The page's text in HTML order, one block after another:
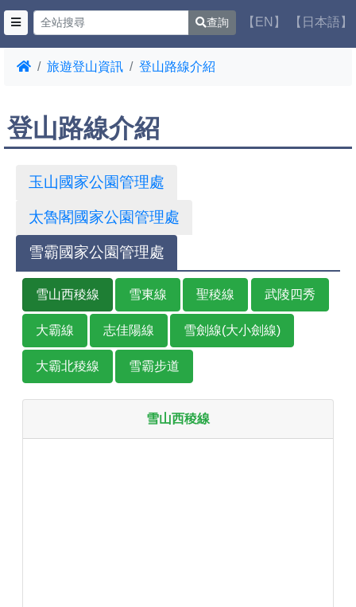
查詢 【EN】 【日本語】
旅遊登山資訊 登山路線介紹
登山路線介紹
玉山國家公園管理處
太魯閣國家公園管理處
雪霸國家公園管理處
雪山西稜線 雪東線 聖稜線 武陵四秀
大霸線 志佳陽線 雪劍線(大小劍線)
大霸北稜線 雪霸步道
雪山西稜線